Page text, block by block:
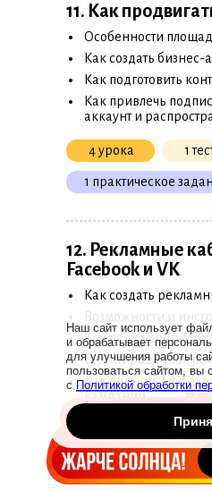
11. Как
Особенности
•
12. Рекламные
Facebook и VK
Как создать бизнес-
•
Как подготовить
•
Как привлечь
аккаунт и
•
4 урока 1
1 практическое
Как создать
•
Возможности и
•
Как подключить
•
Таргетированная
•
Как оценить
кампаний
•
1
1 практическое
Наш сайт использует
и обрабатывает
для улучшения работы
пользоваться сайтом, вы
с Политикой обработки